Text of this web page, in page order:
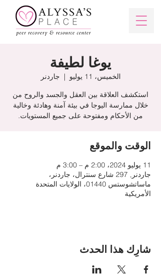
يوغا لطيفة
الخميس، 11 يوليو
  |
جاردنر
استكشف العلاقة بين العقل والجسد والروح من
خلال ممارسة اليوجا في بيئة آمنة وهادئة وخالية
من الأحكام ومفتوحة على جميع المستويات.
الوقت والموقع
11 يوليو 2024، 2:00 م – 3:00 م
جاردنر, 297 شارع سنترال، جاردنر،
ماساتشوستس 01440، الولايات المتحدة
الأمريكية
شارِك هذا الحدث